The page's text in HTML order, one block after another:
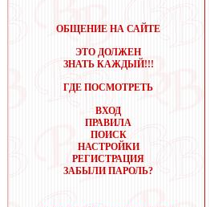
ОБЩЕНИЕ НА САЙТЕ
ЭТО ДОЛЖЕН
ЗНАТЬ КАЖДЫЙ!!!
ГДЕ ПОСМОТРЕТЬ
ВХОД
ПРАВИЛА
ПОИСК
НАСТРОЙКИ
РЕГИСТРАЦИЯ
ЗАБЫЛИ ПАРОЛЬ?